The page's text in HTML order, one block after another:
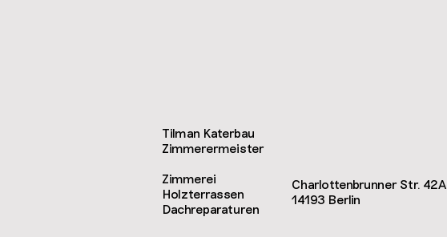
Tilman Katerbau
Zimmerermeister
Zimmerei
Holzterrassen
Dachreparaturen
Charlottenbrunner Str. 42A
14193 Berlin